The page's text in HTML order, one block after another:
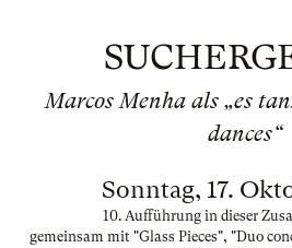
Marcos Menha als „es
dances“
Sonntag, 17.
10. Aufführung in dieser
gemeinsam mit "Glass Pieces", "Duo